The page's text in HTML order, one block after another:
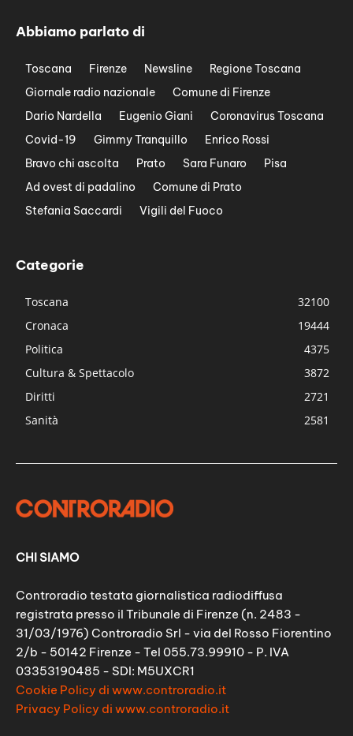
Abbiamo parlato di
Toscana Firenze Newsline
Regione Toscana
Giornale radio nazionale
Comune di Firenze
Dario Nardella
Eugenio Giani
Coronavirus Toscana
Covid-19
Gimmy Tranquillo
Enrico Rossi
Bravo chi ascolta
Prato Sara Funaro
Pisa
Ad ovest di padalino
Comune di Prato
Stefania Saccardi
Vigili del Fuoco
Categorie
Toscana
32100
Cronaca
19444
Politica
4375
Cultura & Spettacolo
3872
Diritti
2721
Sanità
2581
CHI SIAMO
Controradio testata giornalistica radiodiffusa
registrata presso il Tribunale di Firenze (n. 2483 -
31/03/1976) Controradio Srl - via del Rosso Fiorentino
2/b - 50142 Firenze - Tel 055.73.99910 - P. IVA
03353190485 - SDI: M5UXCR1
Cookie Policy di www.controradio.it
Privacy Policy di www.controradio.it